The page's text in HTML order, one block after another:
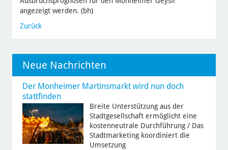
angezeigt werden. (bh)
Zurück
Neue Nachrichten
Der Monheimer Martinsmarkt wird nun doch
stattfinden
Breite Unterstützung aus der
Stadtgesellschaft ermöglicht eine
kostenneutrale Durchführung / Das
Stadtmarketing koordiniert die
Umsetzung